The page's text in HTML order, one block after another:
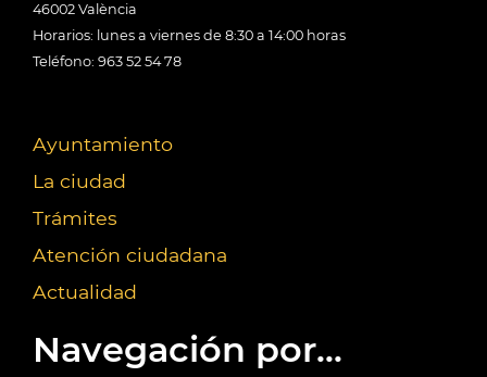
46002 València
Horarios: lunes a viernes de 8:30 a 14:00 horas
Teléfono: 963 52 54 78
Ayuntamiento
La ciudad
Trámites
Atención ciudadana
Actualidad
Navegación por...